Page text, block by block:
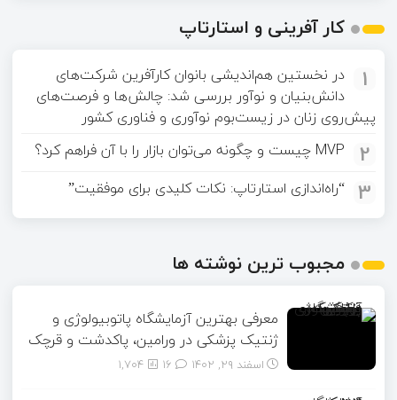
کار آفرینی و استارتاپ
1
در نخستین هم‌اندیشی بانوان کارآفرین شرکت‌های
دانش‌بنیان و نوآور بررسی شد: چالش‌ها و فرصت‌های
پیش‌روی زنان در زیست‌بوم نوآوری و فناوری کشور
2 MVP چیست و چگونه می‌توان بازار را با آن فراهم کرد؟
3 “راه‌اندازی استارتاپ: نکات کلیدی برای موفقیت”
مجبوب ترین نوشته ها
معرفی بهترین آزمایشگاه پاتوبیولوژی و
ژنتیک پزشکی در ورامین، پاکدشت و قرچک
اسفند ۲۹, ۱۴۰۲ 1,704